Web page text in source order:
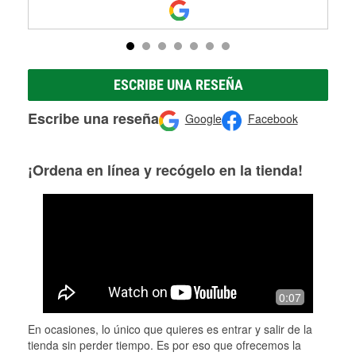
ESCRIBE UNA RESEÑA
Escribe una reseña Google Facebook
¡Ordena en línea y recógelo en la tienda!
0:07
En ocasiones, lo único que quieres es entrar y salir de la
tienda sin perder tiempo. Es por eso que ofrecemos la